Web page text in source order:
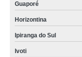
Guaporé
Horizontina
Ipiranga do Sul
Ivoti